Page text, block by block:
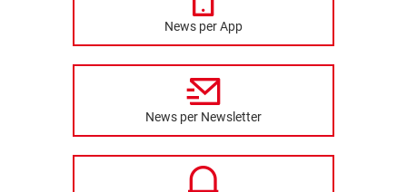
News per App
News per Newsletter